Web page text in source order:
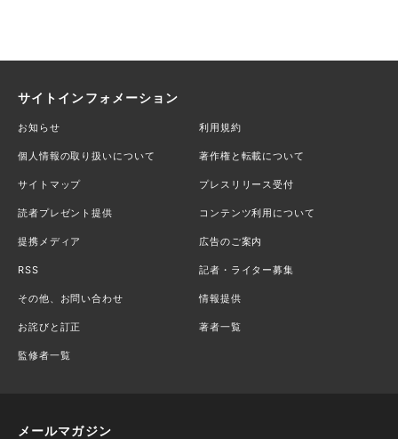
サイトインフォメーション
お知らせ 利用規約
個人情報の取り扱いについて 著作権と転載について
サイトマップ プレスリリース受付
読者プレゼント提供 コンテンツ利用について
提携メディア 広告のご案内
RSS 記者・ライター募集
その他、お問い合わせ 情報提供
お詫びと訂正 著者一覧
監修者一覧
メールマガジン